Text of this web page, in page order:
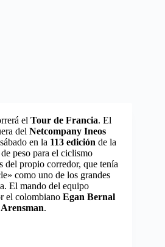
el Tour de Francia. El
del Netcompany Ineos
en la 113 edición de la
peso para el ciclismo
del propio corredor, que tenía
como uno de los grandes
El mando del equipo
el colombiano Egan Bernal
.